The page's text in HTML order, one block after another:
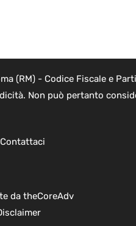
(RM) - Codice Fiscale e
Non può pertanto
Contattaci
da theCoreAdv